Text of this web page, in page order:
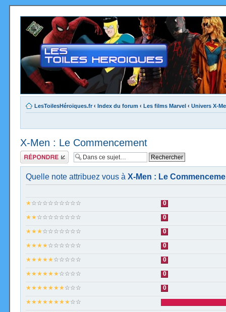
LesToilesHéroïques.fr ‹ Index du forum ‹ Les films Marvel ‹ Univers X-
X-Men : Le Commencement
Répondre
Quelle note attribuez vous à X-Men : Le
★☆☆☆☆☆☆☆☆☆
0
★★☆☆☆☆☆☆☆☆
0
★★★☆☆☆☆☆☆☆
0
★★★★☆☆☆☆☆☆
0
★★★★★☆☆☆☆☆
0
★★★★★★☆☆☆☆
0
★★★★★★★☆☆☆
0
★★★★★★★★☆☆